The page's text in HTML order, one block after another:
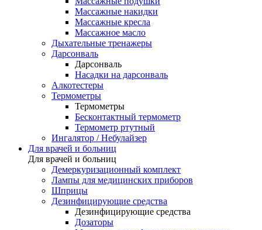
Массажные накидки
Массажные кресла
Массажное масло
Дыхательные тренажеры
Дарсонваль
Дарсонваль
Насадки на дарсонваль
Алкотестеры
Термометры
Термометры
Бесконтактный термометр
Термометр ртутный
Ингалятор / Небулайзер
Для врачей и больниц
Для врачей и больниц
Демеркуризационный комплект
Лампы для медицинских приборов
Шприцы
Дезинфицирующие средства
Дезинфицирующие средства
Дозаторы